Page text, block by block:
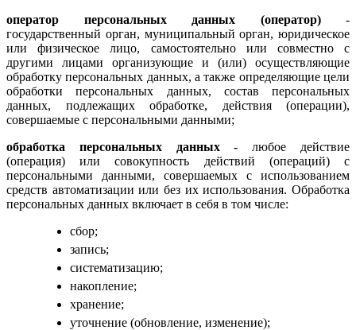
оператор персональных данных (оператор)-
государственный орган, муниципальный орган, юридическое
или физическое лицо, самостоятельно или совместно с
другими лицами организующие и (или) осуществляющие
обработку персональных данных, а также определяющие цели
обработки персональных данных, состав персональных
данных, подлежащих обработке, действия (операции),
совершаемые с персональными данными;
обработка персональных данных- любое действие
(операция) или совокупность действий (операций) с
персональными данными, совершаемых с использованием
средств автоматизации или без их использования. Обработка
персональных данных включает в себя в том числе:
сбор;
запись;
систематизацию;
накопление;
хранение;
уточнение (обновление, изменение);